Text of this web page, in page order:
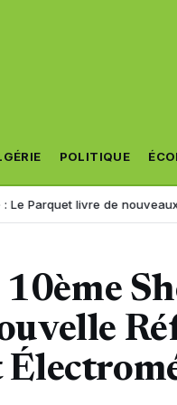
POLITIQUE
nouveaux détails du